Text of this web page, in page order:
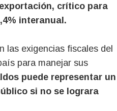
crítico para
interanual.
las exigencias fiscales del
para manejar sus
puede representar un
si no se lograra